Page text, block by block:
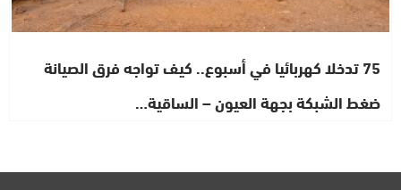
75 تدخلا كهربائيا في أسبوع.. كيف تواجه فرق الصيانة
ضغط الشبكة بجهة العيون – الساقية…